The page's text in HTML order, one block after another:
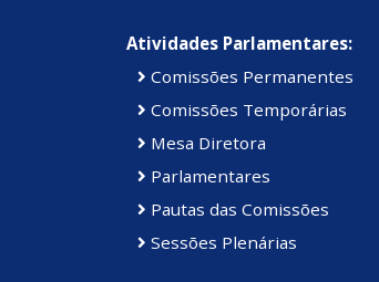
Atividades Parlamentares:
Comissões Permanentes
Comissões Temporárias
Mesa Diretora
Parlamentares
Pautas das Comissões
Sessões Plenárias